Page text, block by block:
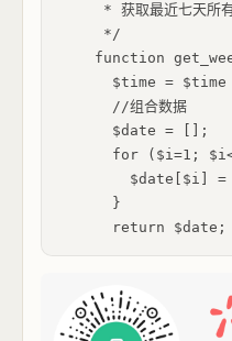
* 获取最近七天所
     */
function
$time = $time
      //组合数据
      $date = [];
for ($i=1;
$date[$i]
      }
      return $date;